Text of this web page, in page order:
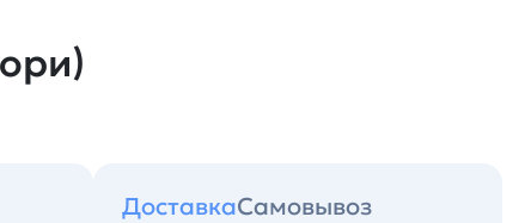
ДоставкаСамовывоз